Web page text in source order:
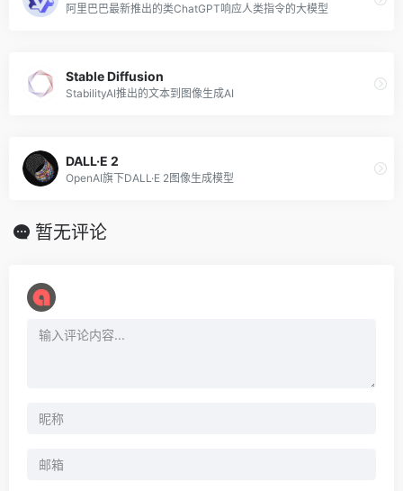
阿里巴巴最新推出的类ChatGPT响应人类指令的大模型
Stable Diffusion
StabilityAI推出的文本到图像生成AI
DALL·E 2
OpenAI旗下DALL·E 2图像生成模型
暂无评论